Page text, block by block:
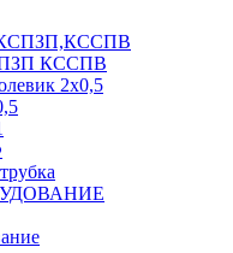
КССПВ
2х0,5